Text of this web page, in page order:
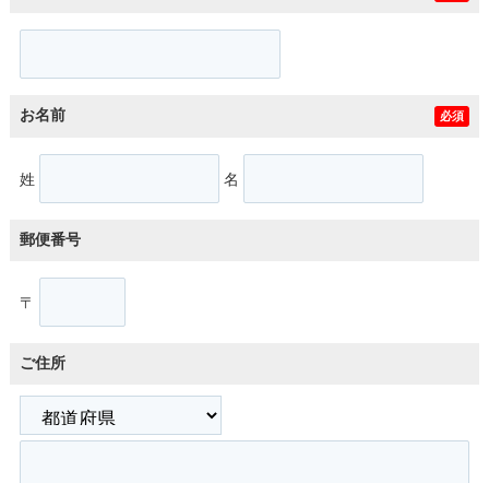
お名前 必須
姓 名
郵便番号
〒
ご住所